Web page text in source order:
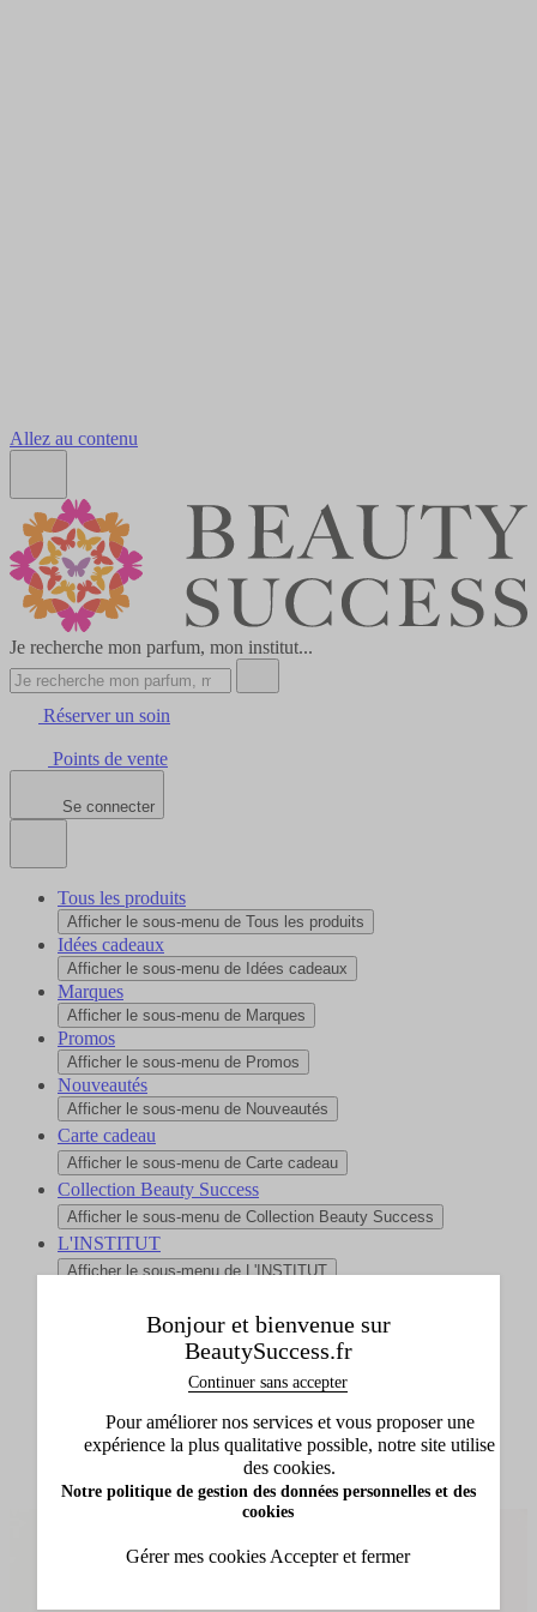
Allez au contenu
Je recherche mon parfum, mon institut...
Réserver un soin
Points de vente
Se connecter
Tous les produits
Afficher le sous-menu de Tous les produits
Idées cadeaux
Afficher le sous-menu de Idées cadeaux
Marques
Afficher le sous-menu de Marques
Promos
Afficher le sous-menu de Promos
Nouveautés
Afficher le sous-menu de Nouveautés
Carte cadeau
Afficher le sous-menu de Carte cadeau
Collection Beauty Success
Afficher le sous-menu de Collection Beauty Success
L'INSTITUT
Afficher le sous-menu de L'INSTITUT
Bonjour et bienvenue sur
BeautySuccess.fr
Continuer sans accepter
Pour améliorer nos services et vous proposer une
expérience la plus qualitative possible, notre site utilise
des cookies.
Notre politique de gestion des données personnelles et des
cookies
Gérer mes cookies Accepter et fermer